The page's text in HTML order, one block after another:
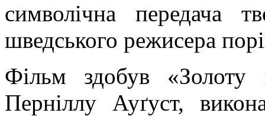
символічна передача
шведського режисера
Фільм здобув «Золоту
Перніллу
Ауґуст,